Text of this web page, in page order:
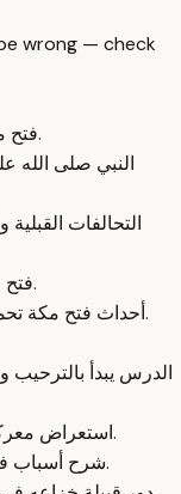
wrong — check
فتح مكة كان نتيجة لنقض قريش لبنود صلح الحديبية.
النبي صلى الله
التحالفات
فتح مكة يمثل نقطة تحول عظيمة في تاريخ الإسلام.
أحداث فتح مكة تحمل دروساً في الصبر، الوفاء، والتخطيط الحكيم.
الدرس يبدأ
استعراض معركة مؤتة وبطولات الصحابة بقيادة خالد بن الوليد.
شرح أسباب فتح مكة، خاصة نقض قريش لبنود صلح الحديبية.